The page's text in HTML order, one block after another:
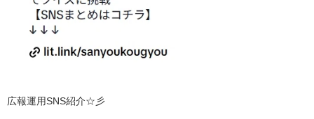
広報運用SNS紹介☆彡